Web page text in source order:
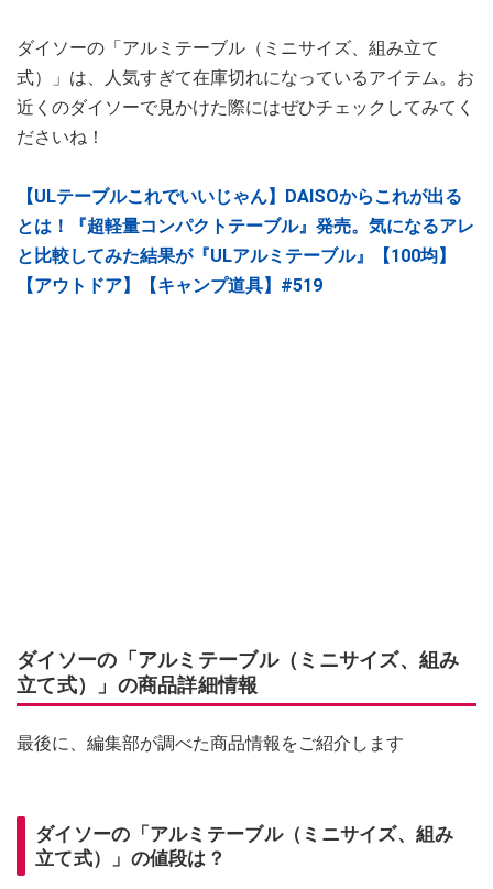
ダイソーの「アルミテーブル（ミニサイズ、組み立て
式）」は、人気すぎて在庫切れになっているアイテム。お
近くのダイソーで見かけた際にはぜひチェックしてみてく
ださいね！
【ULテーブルこれでいいじゃん】DAISOからこれが出る
とは！『超軽量コンパクトテーブル』発売。気になるアレ
と比較してみた結果が『ULアルミテーブル』【100均】
【アウトドア】【キャンプ道具】#519
ダイソーの「アルミテーブル（ミニサイズ、組み
立て式）」の商品詳細情報
最後に、編集部が調べた商品情報をご紹介します
ダイソーの「アルミテーブル（ミニサイズ、組み
立て式）」の値段は？